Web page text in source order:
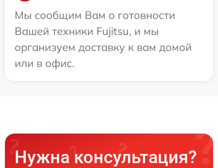
Мы сообщим Вам о готовности
Вашей техники Fujitsu, и мы
организуем доставку к вам домой
или в офис.
Нужна консультация?